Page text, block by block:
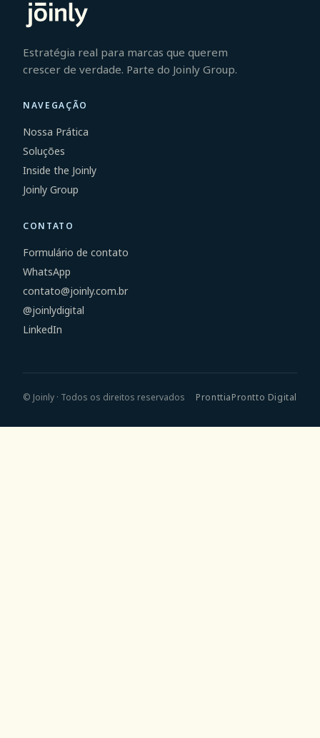
Estratégia real para marcas que querem
crescer de verdade. Parte do Joinly Group.
NAVEGAÇÃO
Nossa Prática
Soluções
Inside the Joinly
Joinly Group
CONTATO
Formulário de contato
WhatsApp
contato@joinly.com.br
@joinlydigital
LinkedIn
© Joinly · Todos os direitos reservados PronttiaProntto Digital